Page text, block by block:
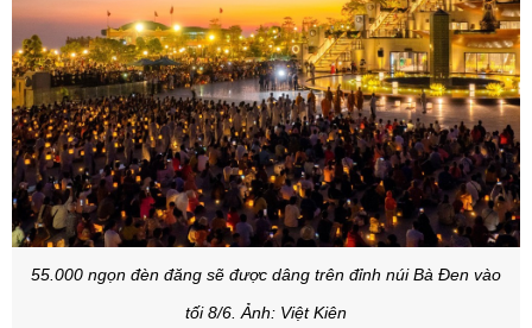
55.000 ngọn đèn đăng sẽ được dâng trên đỉnh núi Bà Đen vào
tối 8/6. Ảnh: Việt Kiên